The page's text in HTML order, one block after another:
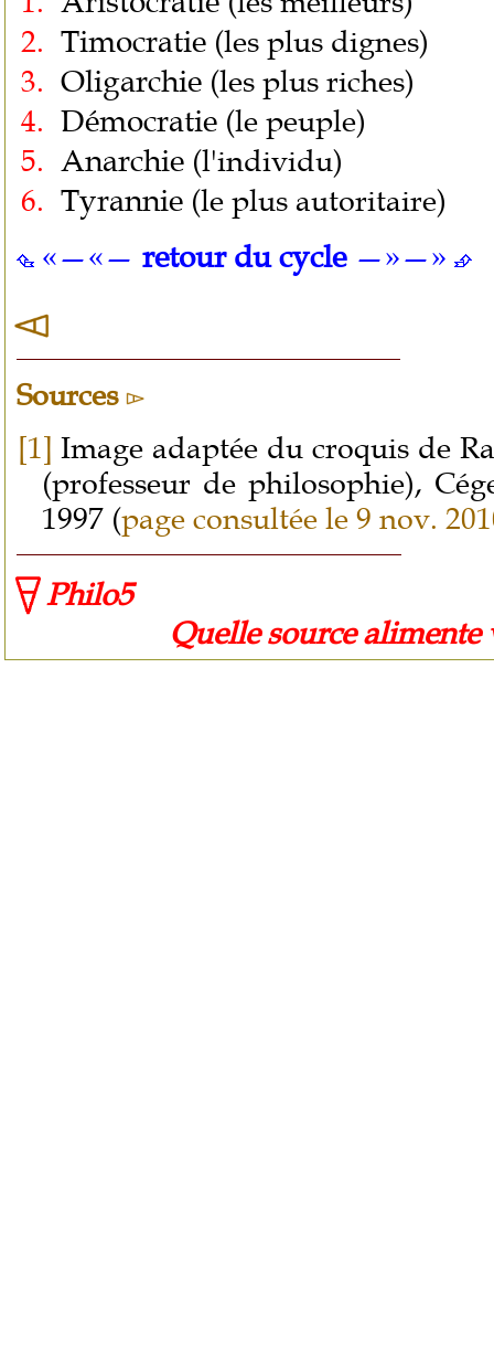
Timocratie (les plus dignes)
Oligarchie (les plus riches)
Démocratie (le peuple)
Anarchie (l'individu)
Tyrannie (le plus autoritaire)
«—«— retour du cycle—»—»
Sources
[1] Image adaptée du croquis de
(professeur de philosophie),
1997 (page consultée le 9 nov.
Philo5
Quelle source alimente